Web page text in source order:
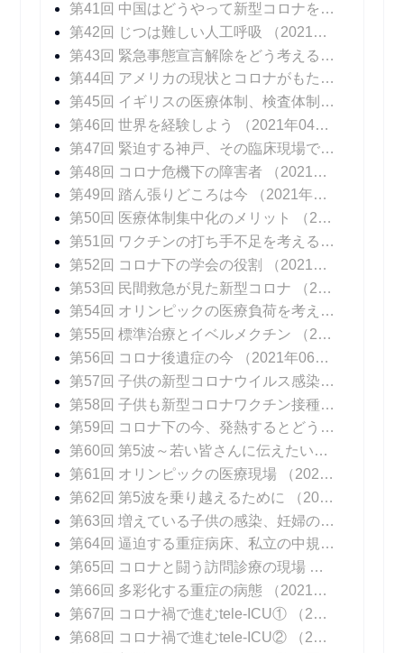
第41回 中国はどうやって新型コロナを抑え込んだのか
第42回 じつは難しい人工呼吸
（2021年03月15日 掲載）
第43回 緊急事態宣言解除をどう考えるか
第44回 アメリカの現状とコロナがもたらしたイノベーション
第45回 イギリスの医療体制、検査体制
（2021年
第46回 世界を経験しよう
（2021年04月12日 掲載）
第47回 緊迫する神戸、その臨床現場では
第48回 コロナ危機下の障害者
（2021年04月26日 掲載）
第49回 踏ん張りどころは今
（2021年05月03日 掲載）
第50回 医療体制集中化のメリット
（2021年05月10日 掲載）
第51回 ワクチンの打ち手不足を考える
（2021年
第52回 コロナ下の学会の役割
（2021年05月24日 掲載）
第53回 民間救急が見た新型コロナ
（2021年05月31日 掲載）
第54回 オリンピックの医療負荷を考える
第55回 標準治療とイベルメクチン
（2021年06月14日 掲載）
第56回 コロナ後遺症の今
（2021年06月21日 掲載）
第57回 子供の新型コロナウイルス感染症
第58回 子供も新型コロナワクチン接種を
第59回 コロナ下の今、発熱するとどうなる？
第60回 第5波～若い皆さんに伝えたいこと
第61回 オリンピックの医療現場
（2021年08月06日 掲載）
第62回 第5波を乗り越えるために
（2021年08月16日 掲載）
第63回 増えている子供の感染、妊婦の感染
第64回 逼迫する重症病床、私立の中規模急性期病院の頑張り
第65回 コロナと闘う訪問診療の現場
（2021年09
第66回 多彩化する重症の病態
（2021年09月20日 掲載）
第67回 コロナ禍で進むtele-ICU①
（2021年09月27日 掲載）
第68回 コロナ禍で進むtele-ICU②
（2021年10月04日 掲載）